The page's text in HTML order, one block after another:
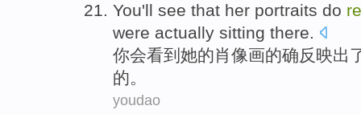
You'll see that her portraits do
were actually sitting there.
你会看到 她的肖像画的确反映出
的。
youdao